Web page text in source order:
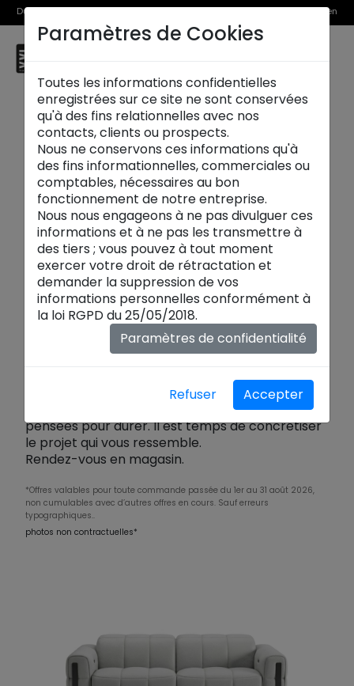
Du 1er au 31 août, découvrez >> nos Offres Spéciales et l’Offre Reprise en
magasin
Du 1er au 31 août 2026
Profitez d’une sélection de créations maison XXL
à prix exceptionnellement doux, du 1er au 31 août
2026. Canapés, tables basses, chaises : des
pièces contemporaines, personnalisables et
pensées pour durer. Il est temps de concrétiser
le projet qui vous ressemble.
Rendez-vous en magasin.
*Offres valables pour toute commande passée du 1er au 31 août 2026,
non cumulables avec d’autres offres en cours. Sauf erreurs
typographiques..
photos non contractuelles*
Paramètres de Cookies
Toutes les informations confidentielles
enregistrées sur ce site ne sont conservées
qu'à des fins relationnelles avec nos
contacts, clients ou prospects.
Nous ne conservons ces informations qu'à
des fins informationnelles, commerciales ou
comptables, nécessaires au bon
fonctionnement de notre entreprise.
Nous nous engageons à ne pas divulguer ces
informations et à ne pas les transmettre à
des tiers ; vous pouvez à tout moment
exercer votre droit de rétractation et
demander la suppression de vos
informations personnelles conformément à
la loi RGPD du 25/05/2018.
Paramètres de confidentialité
Refuser Accepter